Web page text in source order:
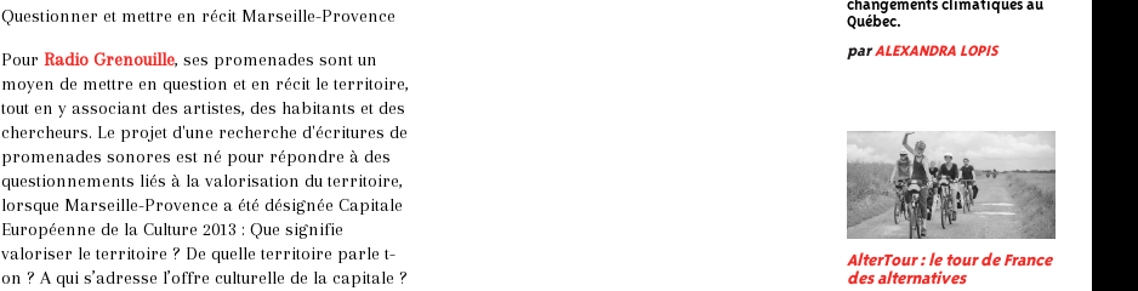
changements climatiques au
Québec.
parALEXANDRA LOPIS
AlterTour : le tour de France
des alternatives
Questionner et mettre en récit Marseille-Provence
Pour Radio Grenouille, ses promenades sont un
moyen de mettre en question et en récit le territoire,
tout en y associant des artistes, des habitants et des
chercheurs. Le projet d'une recherche d'écritures de
promenades sonores est né pour répondre à des
questionnements liés à la valorisation du territoire,
lorsque Marseille-Provence a été désignée Capitale
Européenne de la Culture 2013 :Que signifie
valoriser le territoire ? De quelle territoire parle t-
on ? A qui s’adresse l’offre culturelle de la capitale ?